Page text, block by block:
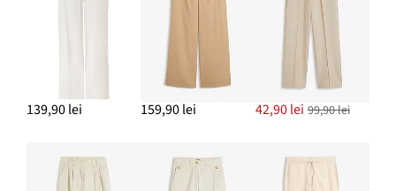
ADAUGĂ ÎN COȘ
139,90 lei 159,90 lei 42,90 lei 99,90 lei